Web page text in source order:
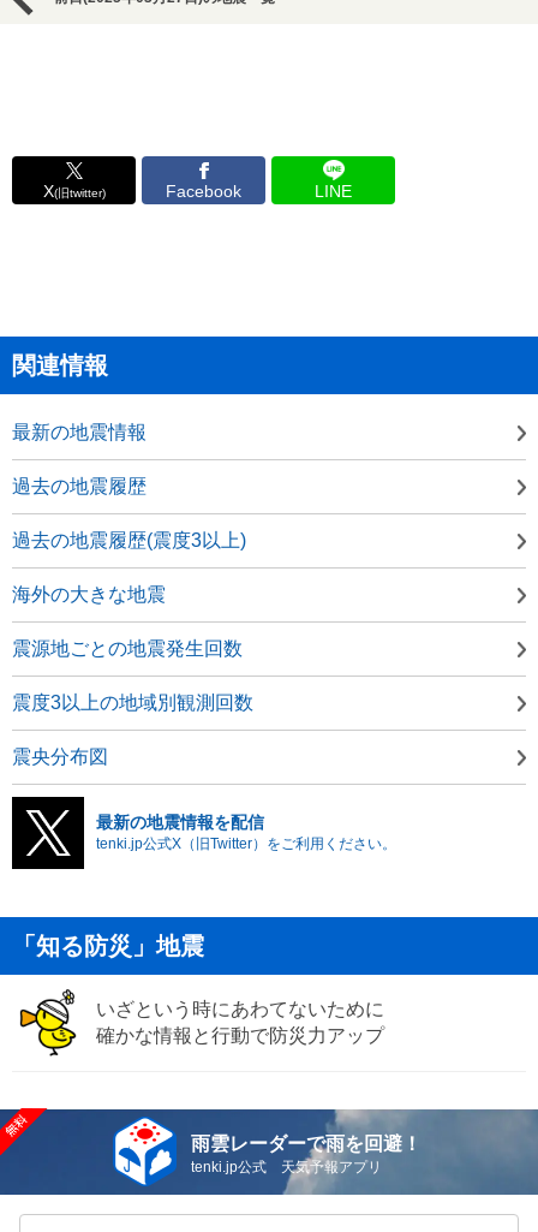
X(旧twitter) Facebook LINE
関連情報
最新の地震情報
過去の地震履歴
過去の地震履歴(震度3以上)
海外の大きな地震
震源地ごとの地震発生回数
震度3以上の地域別観測回数
震央分布図
最新の地震情報を配信
tenki.jp公式X（旧Twitter）をご利用ください。
「知る防災」地震
いざという時にあわてないために
確かな情報と行動で防災力アップ
雨雲レーダーで雨を回避！
tenki.jp公式 天気予報アプリ